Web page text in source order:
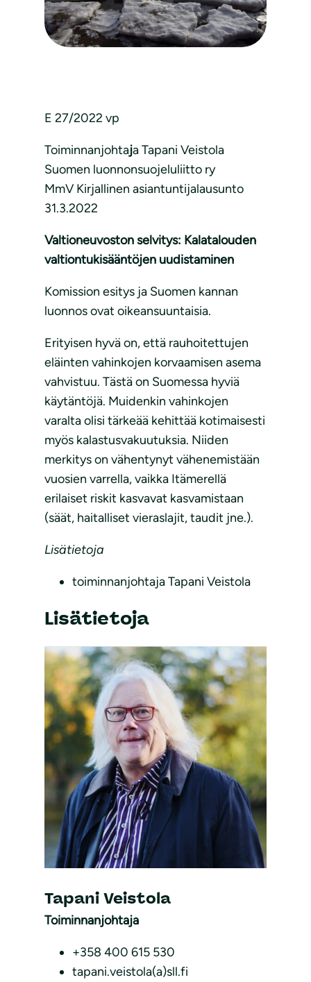
E 27/2022 vp
Toiminnanjohtaja Tapani Veistola
Suomen luonnonsuojeluliitto ry
MmV Kirjallinen asiantuntijalausunto
31.3.2022
Valtioneuvoston selvitys: Kalatalouden
valtiontukisääntöjen uudistaminen
Komission esitys ja Suomen kannan
luonnos ovat oikeansuuntaisia.
Erityisen hyvä on, että rauhoitettujen
eläinten vahinkojen korvaamisen asema
vahvistuu. Tästä on Suomessa hyviä
käytäntöjä. Muidenkin vahinkojen
varalta olisi tärkeää kehittää kotimaisesti
myös kalastusvakuutuksia. Niiden
merkitys on vähentynyt vähenemistään
vuosien varrella, vaikka Itämerellä
erilaiset riskit kasvavat kasvamistaan
(säät, haitalliset vieraslajit, taudit jne.).
Lisätietoja
toiminnanjohtaja Tapani Veistola
Lisätietoja
Toiminnanjohtaja
Tapani Veistola
+358 400 615 530
tapani.veistola(a)sll.fi